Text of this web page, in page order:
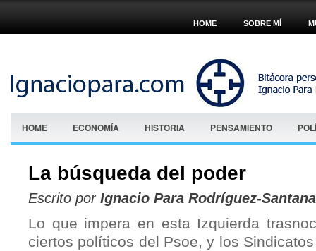
HOME SOBRE MÍ
HOME ECONOMÍA HISTORIA PENSAMIENTO
La búsqueda del poder
Escrito por Ignacio Para Rodríguez-Santana
Lo que impera en esta Izquierda
ciertos políticos del Psoe, y los